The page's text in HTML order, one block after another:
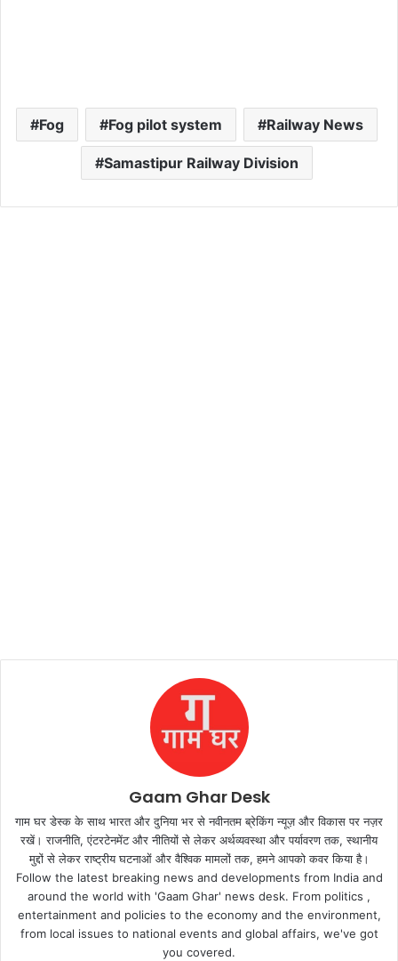
Fog Fog pilot system Railway News
Samastipur Railway Division
Gaam Ghar Desk
गाम घर डेस्क के साथ भारत और दुनिया भर से नवीनतम ब्रेकिंग न्यूज़ और विकास पर नज़र
रखें। राजनीति, एंटरटेनमेंट और नीतियों से लेकर अर्थव्यवस्था और पर्यावरण तक, स्थानीय
मुद्दों से लेकर राष्ट्रीय घटनाओं और वैश्विक मामलों तक, हमने आपको कवर किया है।
Follow the latest breaking news and developments from India and
around the world with 'Gaam Ghar' news desk. From politics ,
entertainment and policies to the economy and the environment,
from local issues to national events and global affairs, we've got
you covered.